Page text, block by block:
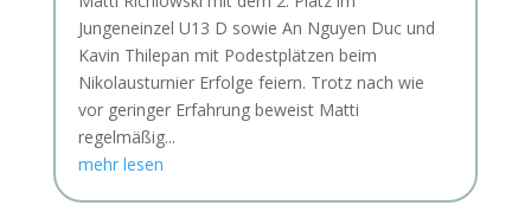
Jungeneinzel U13 D sowie An Nguyen Duc und
Kavin Thilepan mit Podestplätzen beim
Nikolausturnier Erfolge feiern. Trotz nach wie
vor geringer Erfahrung beweist Matti
regelmäßig...
mehr lesen